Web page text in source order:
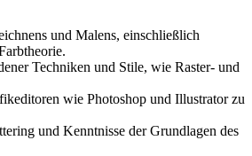
und Malens, einschließlich
Techniken und Stile, wie Raster- und
wie Photoshop und Illustrator zu
und Kenntnisse der Grundlagen des